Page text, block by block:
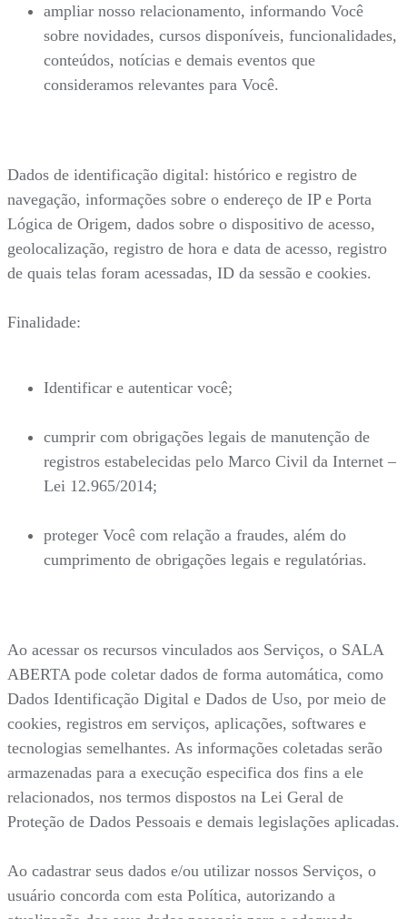
ampliar nosso relacionamento, informando Você
sobre novidades, cursos disponíveis, funcionalidades,
conteúdos, notícias e demais eventos que
consideramos relevantes para Você.
Dados de identificação digital: histórico e registro de
navegação, informações sobre o endereço de IP e Porta
Lógica de Origem, dados sobre o dispositivo de acesso,
geolocalização, registro de hora e data de acesso, registro
de quais telas foram acessadas, ID da sessão e cookies.
Finalidade:
Identificar e autenticar você;
cumprir com obrigações legais de manutenção de
registros estabelecidas pelo Marco Civil da Internet –
Lei 12.965/2014;
proteger Você com relação a fraudes, além do
cumprimento de obrigações legais e regulatórias.
Ao acessar os recursos vinculados aos Serviços, o SALA
ABERTA pode coletar dados de forma automática, como
Dados Identificação Digital e Dados de Uso, por meio de
cookies, registros em serviços, aplicações, softwares e
tecnologias semelhantes. As informações coletadas serão
armazenadas para a execução especifica dos fins a ele
relacionados, nos termos dispostos na Lei Geral de
Proteção de Dados Pessoais e demais legislações aplicadas.
Ao cadastrar seus dados e/ou utilizar nossos Serviços, o
usuário concorda com esta Política, autorizando a